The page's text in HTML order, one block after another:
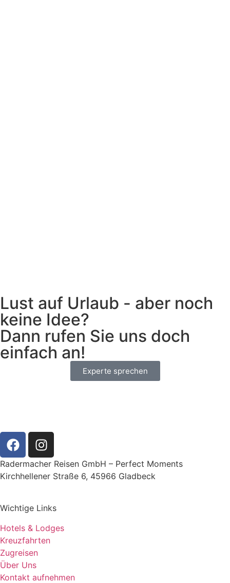
Lust auf Urlaub - aber noch
keine Idee?
Dann rufen Sie uns doch
einfach an!
Experte sprechen
Radermacher Reisen GmbH – Perfect Moments
Kirchhellener Straße 6, 45966 Gladbeck
Wichtige Links
Hotels & Lodges
Kreuzfahrten
Zugreisen
Über Uns
Kontakt aufnehmen